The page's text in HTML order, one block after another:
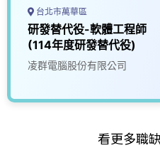
台北市萬華區
研發替代役-軟體工程師
(114年度研發替代役)
凌群電腦股份有限公司
看更多職